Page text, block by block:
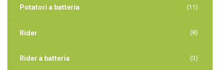
Potatori a batteria (11)
Rider (8)
Rider a batteria (3)